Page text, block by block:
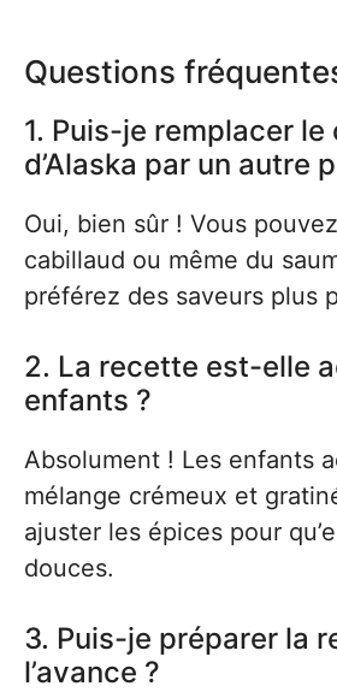
Questions
1. Puis-je remplacer le
d’Alaska par un autre
Oui, bien sûr ! Vous
cabillaud ou même du
préférez des saveurs plus
2. La recette est-elle
enfants ?
Absolument ! Les enfants
mélange crémeux et
ajuster les épices pour
douces.
3. Puis-je préparer la
l’avance ?